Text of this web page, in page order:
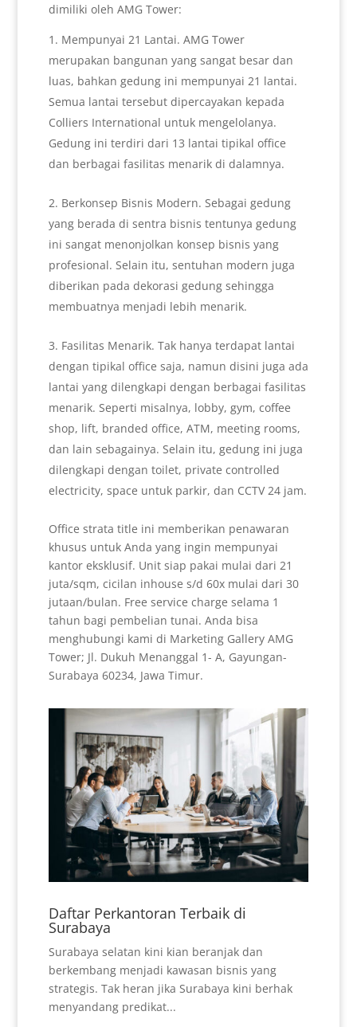
dimiliki oleh AMG Tower:
Mempunyai 21 Lantai. AMG Tower
merupakan bangunan yang sangat besar dan
luas, bahkan gedung ini mempunyai 21 lantai.
Semua lantai tersebut dipercayakan kepada
Colliers International untuk mengelolanya.
Gedung ini terdiri dari 13 lantai tipikal office
dan berbagai fasilitas menarik di dalamnya.
Berkonsep Bisnis Modern. Sebagai gedung
yang berada di sentra bisnis tentunya gedung
ini sangat menonjolkan konsep bisnis yang
profesional. Selain itu, sentuhan modern juga
diberikan pada dekorasi gedung sehingga
membuatnya menjadi lebih menarik.
Fasilitas Menarik. Tak hanya terdapat lantai
dengan tipikal office saja, namun disini juga ada
lantai yang dilengkapi dengan berbagai fasilitas
menarik. Seperti misalnya, lobby, gym, coffee
shop, lift, branded office, ATM, meeting rooms,
dan lain sebagainya. Selain itu, gedung ini juga
dilengkapi dengan toilet, private controlled
electricity, space untuk parkir, dan CCTV 24 jam.
Office strata title ini memberikan penawaran
khusus untuk Anda yang ingin mempunyai
kantor eksklusif. Unit siap pakai mulai dari 21
juta/sqm, cicilan inhouse s/d 60x mulai dari 30
jutaan/bulan. Free service charge selama 1
tahun bagi pembelian tunai. Anda bisa
menghubungi kami di Marketing Gallery AMG
Tower; Jl. Dukuh Menanggal 1- A, Gayungan-
Surabaya 60234, Jawa Timur.
Daftar Perkantoran Terbaik di
Surabaya
Surabaya selatan kini kian beranjak dan
berkembang menjadi kawasan bisnis yang
strategis. Tak heran jika Surabaya kini berhak
menyandang predikat...